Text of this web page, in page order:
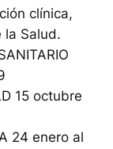
clínica,
la Salud.
15 octubre
24 enero al